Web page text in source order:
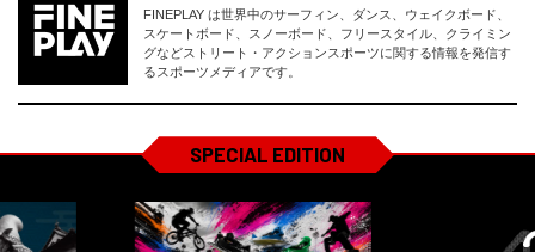
FINEPLAY は世界中のサーフィン、ダンス、ウェイクボード、
スケートボード、スノーボード、フリースタイル、クライミン
グなどストリート・アクションスポーツに関する情報を発信す
るスポーツメディアです。
SPECIAL EDITION